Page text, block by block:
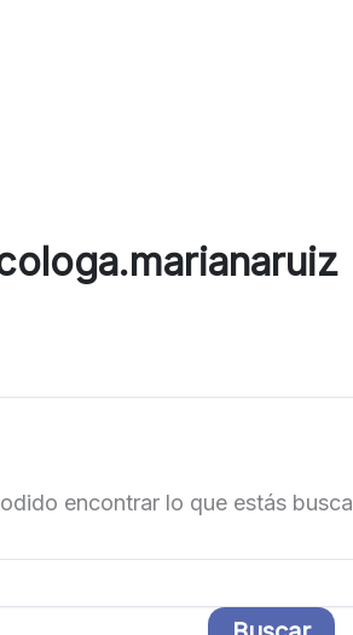
encontrar lo que estás